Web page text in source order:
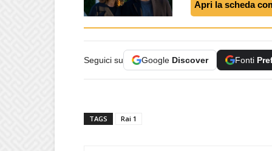
Apri la scheda
Seguici su Google Discover Fonti
TAGS Rai 1